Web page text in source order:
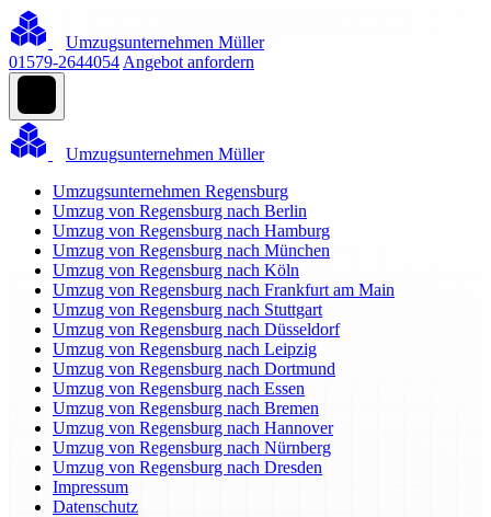
Umzugsunternehmen Müller
01579-2644054 Angebot anfordern
Umzugsunternehmen Müller
Umzugsunternehmen Regensburg
Umzug von Regensburg nach Berlin
Umzug von Regensburg nach Hamburg
Umzug von Regensburg nach München
Umzug von Regensburg nach Köln
Umzug von Regensburg nach Frankfurt am Main
Umzug von Regensburg nach Stuttgart
Umzug von Regensburg nach Düsseldorf
Umzug von Regensburg nach Leipzig
Umzug von Regensburg nach Dortmund
Umzug von Regensburg nach Essen
Umzug von Regensburg nach Bremen
Umzug von Regensburg nach Hannover
Umzug von Regensburg nach Nürnberg
Umzug von Regensburg nach Dresden
Impressum
Datenschutz